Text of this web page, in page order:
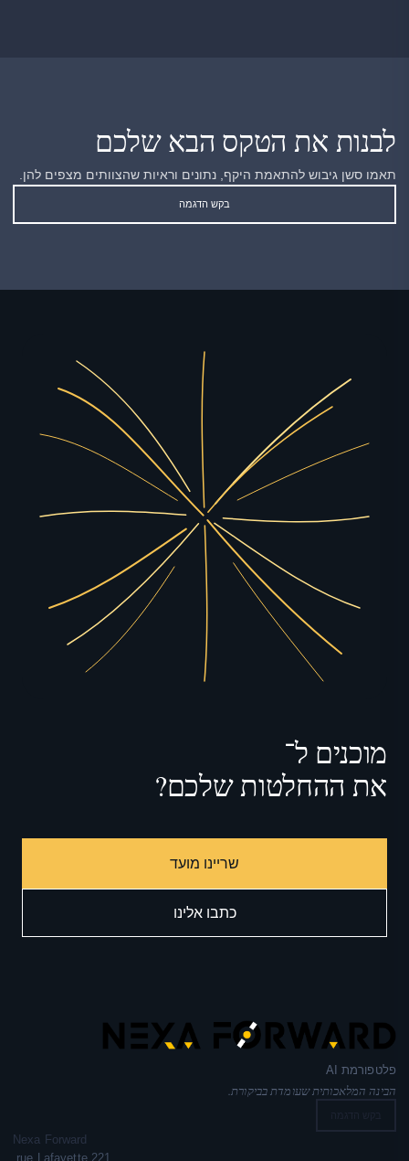
לבנות את הטקס הבא שלכם
תאמו סשן גיבוש להתאמת היקף, נתונים וראיות שהצוותים מצפים להן.
בקש הדגמה
מוכנים ל־
לעקוב
את ההחלטות שלכם?
שריינו מועד
כתבו אלינו
פלטפורמת AI
הבינה המלאכותית שעומדת בביקורת.
Nexa Forward
221 rue Lafayette,